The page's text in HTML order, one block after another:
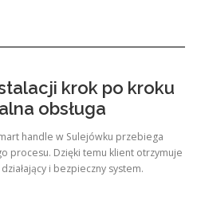
krok po kroku
obsługa
handle w Sulejówku przebiega
procesu. Dzięki temu klient otrzymuje
i bezpieczny system.